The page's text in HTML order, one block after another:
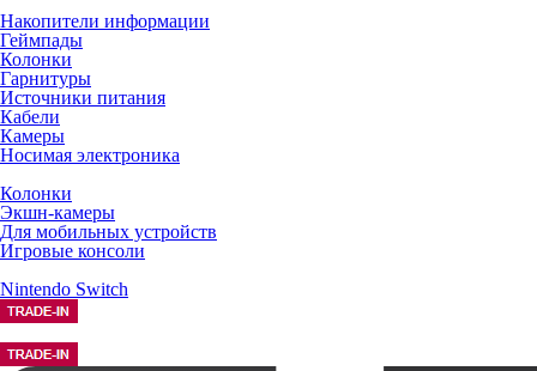
Накопители информации
Геймпады
Колонки
Гарнитуры
Источники питания
Кабели
Камеры
Носимая электроника
Колонки
Экшн-камеры
Для мобильных устройств
Игровые консоли
Nintendo Switch